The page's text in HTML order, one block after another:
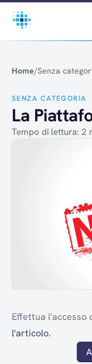
Salta al contenuto
Home/Senza
SENZA CATEGORIA
La
Tempo di lettura: 2
Effettua
l'articolo.